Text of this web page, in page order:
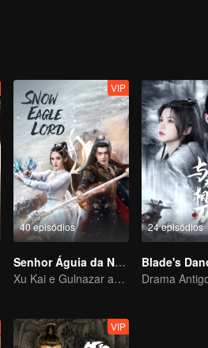
40 episódios
VIP
Senhor Águia da Neve
Xu Kai e Gulnazar abrem um mundo extraordinário da paixão
24 episódios
Drama
VIP